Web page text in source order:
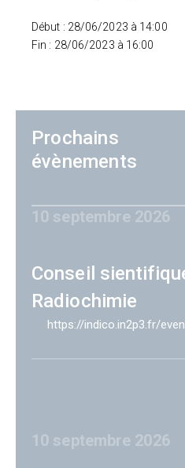
Début : 28/06/2023 à 14:00
Fin : 28/06/2023 à 16:00
Prochains
évènements
10 septembre 2026
Conseil
Radiochimie
https://indico.in2p3.fr/
10 septembre 2026